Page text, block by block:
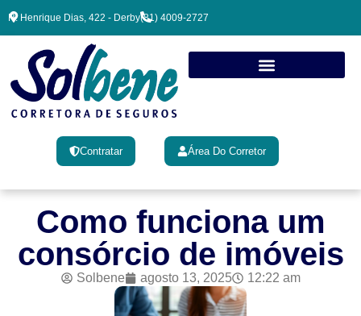
R. Henrique Dias, 422 - Derby(81) 4009-2727
Contratar Área Do Corretor
Como funciona um
consórcio de imóveis
Solbene agosto 13, 2025 12:22 am